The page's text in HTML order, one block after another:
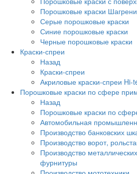
Порошковые краски Шагрени
Серые порошковые краски
Синие порошковые краски
Черные порошковые краски
Краски-спреи
Назад
Краски-спреи
Акриловые краски-спреи Hi-
Порошковые краски по сфере
Назад
Порошковые краски по
Автомобильная
Производство банковских
Производство ворот,
Производство
фурнитуры